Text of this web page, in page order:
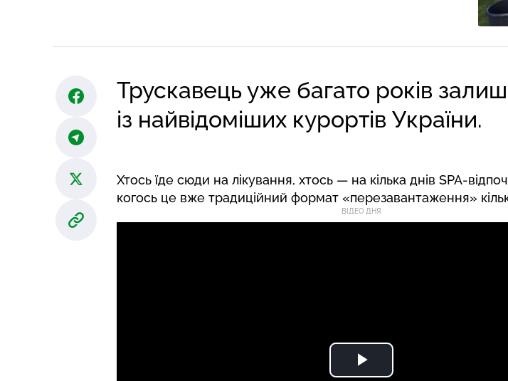
Трускавець уже багато років
із найвідоміших курортів України.
Хтось їде сюди на лікування, хтось — на кілька днів SPA-
когось це вже традиційний формат «перезавантаження»
ВІДЕО ДНЯ